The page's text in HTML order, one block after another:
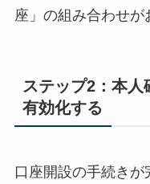
座」の組み合わせが
ステップ2：本
有効化する
口座開設の手続き